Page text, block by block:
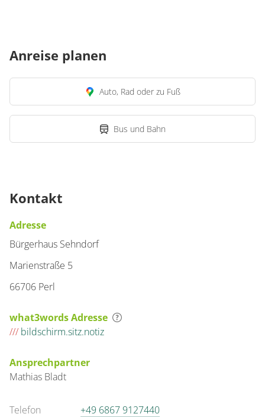
Anreise planen
Auto, Rad oder zu Fuß
Bus und Bahn
Kontakt
Adresse
Bürgerhaus Sehndorf
Marienstraße 5
66706 Perl
what3words Adresse
/// bildschirm.sitz.notiz
Ansprechpartner
Mathias Bladt
Telefon
+49 6867 9127440